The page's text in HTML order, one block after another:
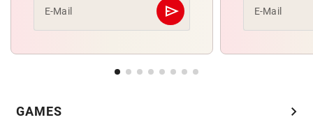
E-Mail send
Abschicken E-Mail
GAMES chevron_right